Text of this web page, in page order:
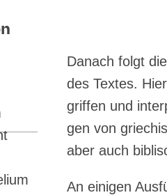
Danach folgt
des Tex­tes.
grif­fen und
gen von
aber auch
An eini­gen